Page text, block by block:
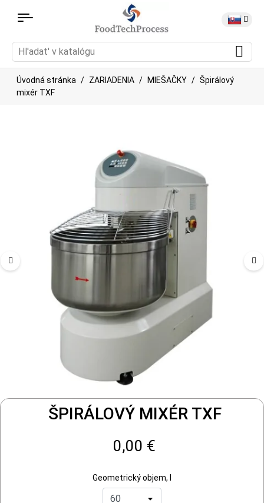
Úvodná stránka ZARIADENIA MIEŠAČKY
Špirálový
mixér TXF
ŠPIRÁLOVÝ MIXÉR TXF
0,00 €
Geometrický objem, l